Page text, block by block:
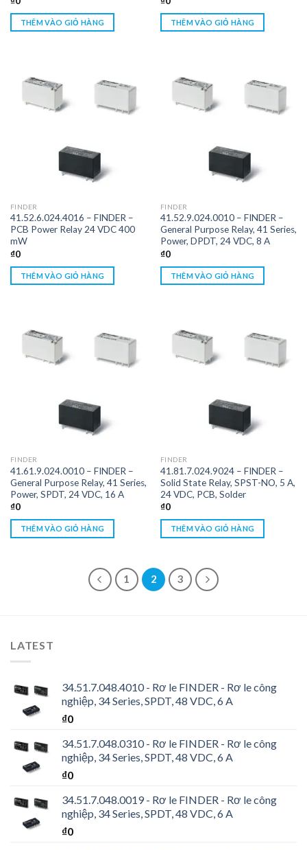
THÊM VÀO GIỎ HÀNG THÊM VÀO GIỎ HÀNG
FINDER
41.52.6.024.4016 – FINDER –
PCB Power Relay 24 VDC 400
mW
₫0
THÊM VÀO GIỎ HÀNG
FINDER
41.52.9.024.0010 – FINDER –
General Purpose Relay, 41 Series,
Power, DPDT, 24 VDC, 8 A
₫0
THÊM VÀO GIỎ HÀNG
FINDER
41.61.9.024.0010 – FINDER –
General Purpose Relay, 41 Series,
Power, SPDT, 24 VDC, 16 A
₫0
THÊM VÀO GIỎ HÀNG
FINDER
41.81.7.024.9024 – FINDER –
Solid State Relay, SPST-NO, 5 A,
24 VDC, PCB, Solder
₫0
THÊM VÀO GIỎ HÀNG
1 2 3
LATEST
34.51.7.048.4010 - Rơ le FINDER - Rơ le công
nghiệp, 34 Series, SPDT, 48 VDC, 6 A
₫0
34.51.7.048.0310 - Rơ le FINDER - Rơ le công
nghiệp, 34 Series, SPDT, 48 VDC, 6 A
₫0
34.51.7.048.0019 - Rơ le FINDER - Rơ le công
nghiệp, 34 Series, SPDT, 48 VDC, 6 A
₫0